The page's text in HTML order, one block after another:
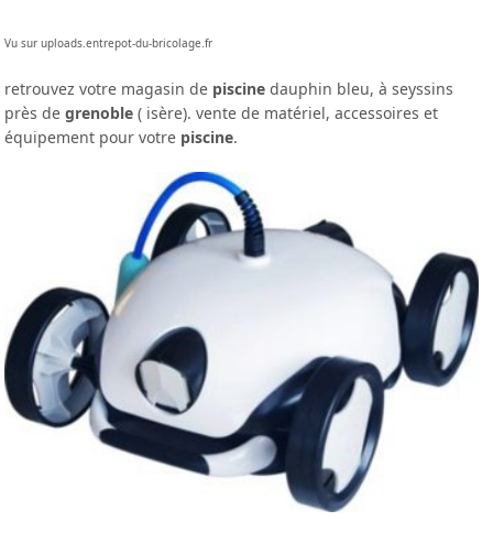
Vu sur uploads.entrepot-du-bricolage.fr
retrouvez votre magasin de piscine dauphin bleu, à seyssins
près degrenoble ( isère). vente de matériel, accessoires et
équipement pour votre piscine.